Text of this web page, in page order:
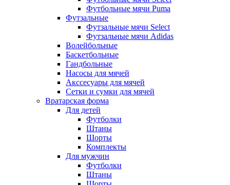
Футбольные мячи Puma
Футзальные
Футзальные мячи Select
Футзальные мячи Adidas
Волейбольные
Баскетбольные
Гандбольные
Насосы для мячей
Акссесуары для мячей
Сетки и сумки для мячей
Вратарская форма
Для детей
Футболки
Штаны
Шорты
Комплекты
Для мужчин
Футболки
Штаны